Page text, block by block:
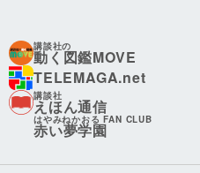
講談社の
動く図鑑MOVE
TELEMAGA.net
講談社
えほん通信
はやみねかおる FAN CLUB
赤い夢学園